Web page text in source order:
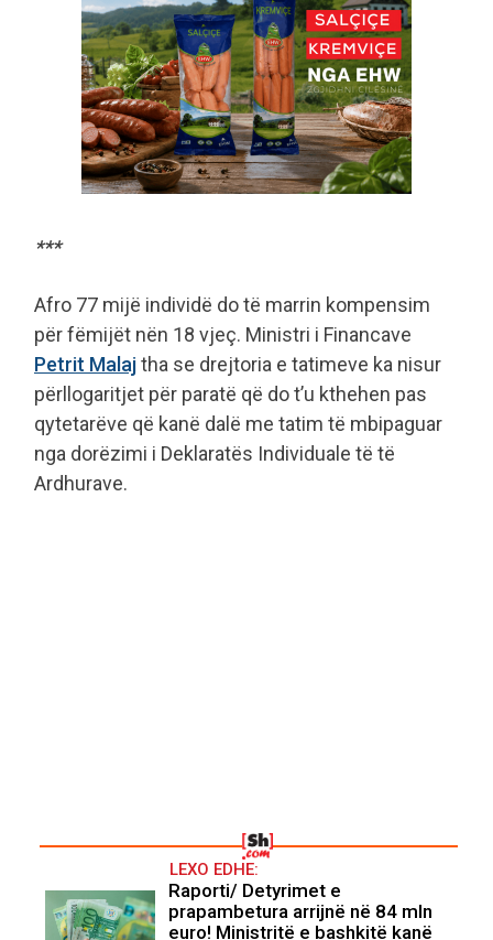
***
Afro 77 mijë individë do të marrin kompensim
për fëmijët nën 18 vjeç. Ministri i Financave
Petrit Malajtha se drejtoria e tatimeve ka nisur
përllogaritjet për paratë që do t’u kthehen pas
qytetarëve që kanë dalë me tatim të mbipaguar
nga dorëzimi i Deklaratës Individuale të të
Ardhurave.
LEXO EDHE:
Raporti/ Detyrimet e
prapambetura arrijnë në 84 mln
euro! Ministritë e bashkitë kanë